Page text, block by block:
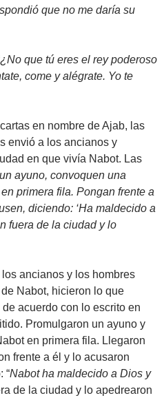
que no me daría su
¿No que tú eres el rey poderoso
come y alégrate. Yo te
en nombre de Ajab, las
envió a los ancianos y
en que vivía Nabot. Las
ayuno, convoquen una
primera fila. Pongan frente a
diciendo: ‘Ha maldecido a
fuera de la ciudad y lo
ancianos y los hombres
Nabot, hicieron lo que
acuerdo con lo escrito en
Promulgaron un ayuno y
en primera fila. Llegaron
frente a él y lo acusaron
“Nabot ha maldecido a Dios y
de la ciudad y lo apedrearon